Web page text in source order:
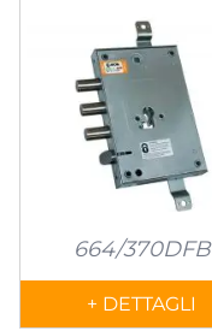
664/370DFB
+ DETTAGLI